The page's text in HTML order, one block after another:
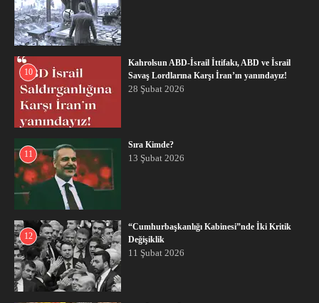
10
Kahrolsun ABD-İsrail İttifakı, ABD ve İsrail
Savaş Lordlarına Karşı İran’ın yanındayız!
28 Şubat 2026
11
Sıra Kimde?
13 Şubat 2026
12
“Cumhurbaşkanlığı Kabinesi”nde İki Kritik
Değişiklik
11 Şubat 2026